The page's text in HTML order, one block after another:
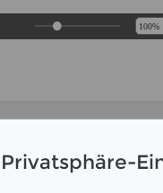
Privatsphäre-